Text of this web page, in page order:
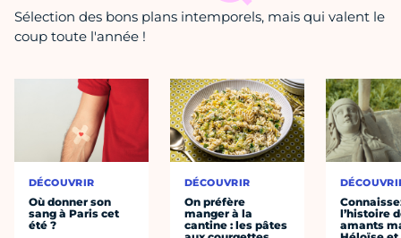
Sélection des bons plans intemporels, mais qui valent le
coup toute l'année !
DÉCOUVRIR
Où donner son
sang à Paris cet
été ?
DÉCOUVRIR
On préfère
manger à la
cantine : les pâtes
l’histoire
amants